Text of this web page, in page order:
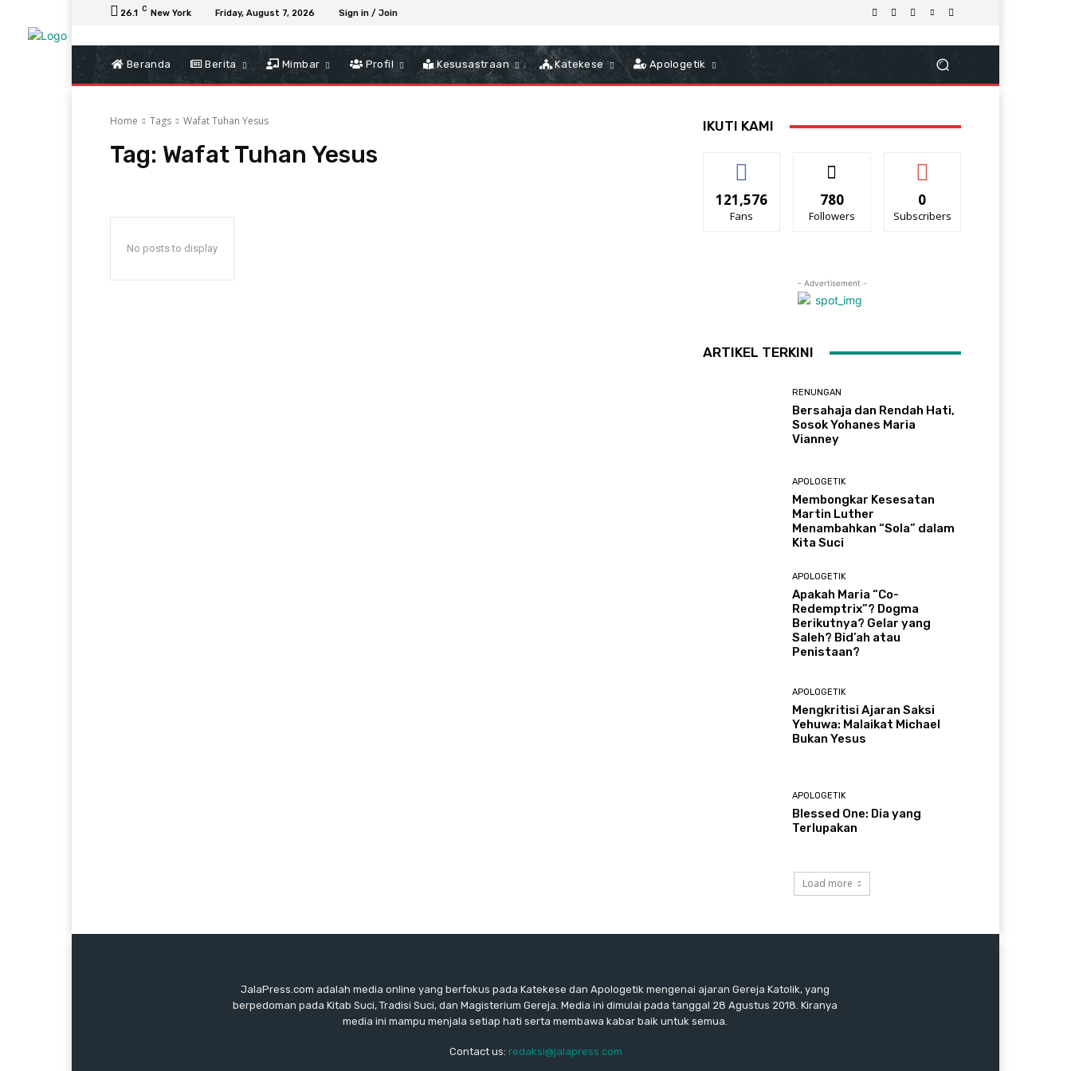
26.1 C New York Friday, August 7, 2026 Sign in / Join
Beranda Berita Mimbar Profil Kesusastraan Katekese Apologetik
Home Tags Wafat Tuhan Yesus
Tag: Wafat Tuhan Yesus
No posts to display
IKUTI KAMI
121,576
Fans
780
Followers
0
Subscribers
- Advertisement -
ARTIKEL TERKINI
RENUNGAN
Bersahaja dan Rendah Hati,
Sosok Yohanes Maria
Vianney
APOLOGETIK
Membongkar Kesesatan
Martin Luther
Menambahkan “Sola” dalam
Kita Suci
APOLOGETIK
Apakah Maria “Co-
Redemptrix”? Dogma
Berikutnya? Gelar yang
Saleh? Bid’ah atau
Penistaan?
APOLOGETIK
Mengkritisi Ajaran Saksi
Yehuwa: Malaikat Michael
Bukan Yesus
APOLOGETIK
Blessed One: Dia yang
Terlupakan
Load more
JalaPress.com adalah media online yang berfokus pada Katekese dan Apologetik mengenai ajaran Gereja Katolik, yang
berpedoman pada Kitab Suci, Tradisi Suci, dan Magisterium Gereja. Media ini dimulai pada tanggal 28 Agustus 2018. Kiranya
media ini mampu menjala setiap hati serta membawa kabar baik untuk semua.
Contact us: redaksi@jalapress.com